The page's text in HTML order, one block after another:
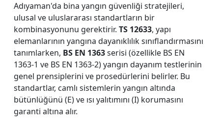
Adıyaman'da bina yangın güvenliği stratejileri,
ulusal ve uluslararası standartların bir
kombinasyonunu gerektirir. TS 12633, yapı
elemanlarının yangına dayanıklılık sınıflandırmasını
tanımlarken, BS EN 1363serisi (özellikle BS EN
1363-1 ve BS EN 1363-2) yangın dayanım testlerinin
genel prensiplerini ve prosedürlerini belirler. Bu
standartlar, camlı sistemlerin yangın altında
bütünlüğünü (E) ve ısı yalıtımını (I) korumasını
garanti altına alır.